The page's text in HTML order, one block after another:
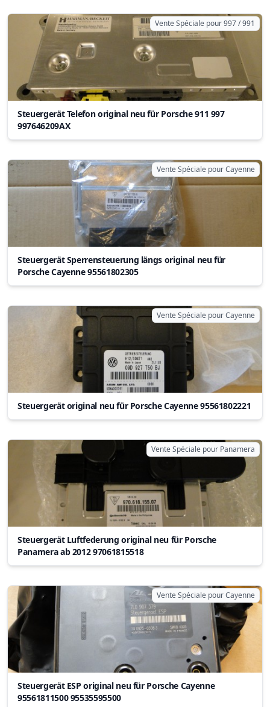
Vente Spéciale pour 997 / 991
Steuergerät Telefon original neu für Porsche 911 997
997646209AX
Vente Spéciale pour Cayenne
Steuergerät Sperrensteuerung längs original neu für
Porsche Cayenne 95561802305
Vente Spéciale pour Cayenne
Steuergerät original neu für Porsche Cayenne 95561802221
Vente Spéciale pour Panamera
Steuergerät Luftfederung original neu für Porsche
Panamera ab 2012 97061815518
Vente Spéciale pour Cayenne
Steuergerät ESP original neu für Porsche Cayenne
95561811500 95535595500